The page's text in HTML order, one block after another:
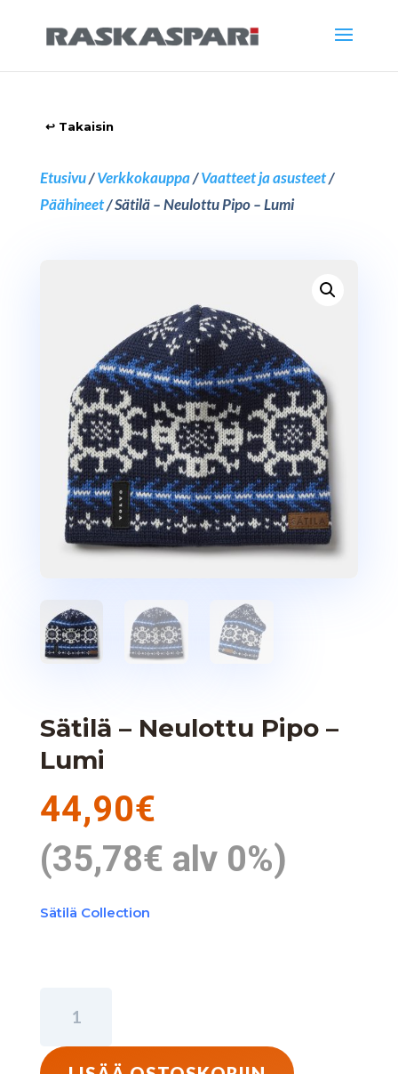
Etusivu/Verkkokauppa/Vaatteet ja asusteet/
Päähineet/ Sätilä – Neulottu Pipo – Lumi
Sätilä – Neulottu Pipo –
Lumi
44,90€
(35,78€ alv 0%)
Sätilä Collection
Neulottu